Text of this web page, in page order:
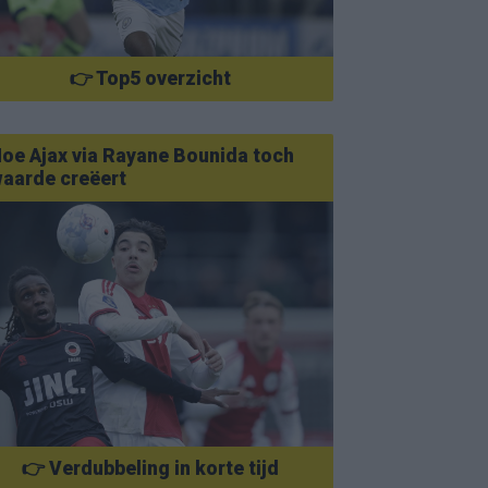
👉 Top5 overzicht
Ajax via Rayane Bounida toch
creëert
👉 Verdubbeling in korte tijd